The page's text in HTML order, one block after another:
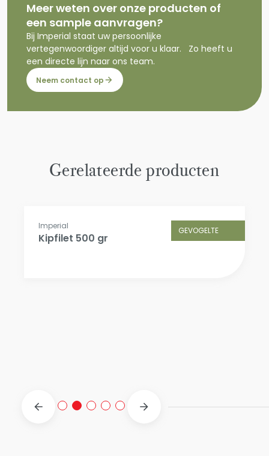
Meer weten over onze producten of
een sample aanvragen?
Bij Imperial staat uw persoonlijke
vertegenwoordiger altijd voor u klaar. Zo heeft u
een directe lijn naar ons team.
Neem contact op
Gerelateerde producten
GEVOGELTE